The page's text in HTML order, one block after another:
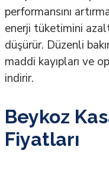
performansını
enerji tüketimini
düşürür. Düzenli
maddi kayıpları ve
indirir.
Beykoz
Fiyatları